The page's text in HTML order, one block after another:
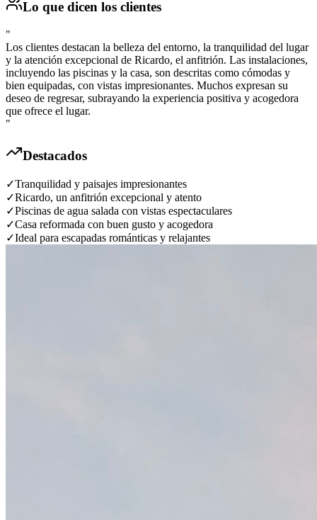
Lo que dicen los clientes
"
Los clientes destacan la belleza del entorno, la tranquilidad del lugar
y la atención excepcional de Ricardo, el anfitrión. Las instalaciones,
incluyendo las piscinas y la casa, son descritas como cómodas y
bien equipadas, con vistas impresionantes. Muchos expresan su
deseo de regresar, subrayando la experiencia positiva y acogedora
que ofrece el lugar.
"
Destacados
✓Tranquilidad y paisajes impresionantes
✓Ricardo, un anfitrión excepcional y atento
✓Piscinas de agua salada con vistas espectaculares
✓Casa reformada con buen gusto y acogedora
✓Ideal para escapadas románticas y relajantes